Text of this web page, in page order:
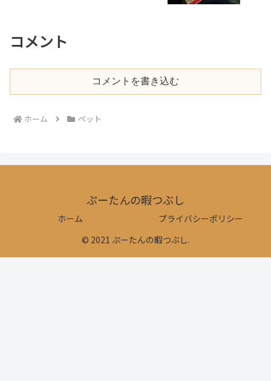
コメント
コメントを書き込む
ホーム ペット
ぷーたんの暇つぶし
ホーム
プライバシーポリシー
© 2021 ぷーたんの暇つぶし.